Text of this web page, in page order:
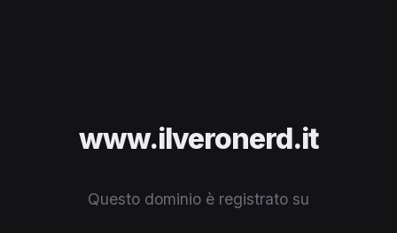
www.ilveronerd.it
Questo dominio è registrato su